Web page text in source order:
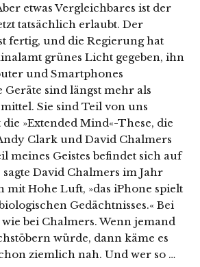
etwas Vergleichbares ist der
tatsächlich erlaubt. Der
fertig, und die Regierung hat
grünes Licht gegeben, ihn
und Smartphones
Geräte sind längst mehr als
Sie sind Teil von uns
»Extended Mind«-These, die
Clark und David Chalmers
meines Geistes befindet sich auf
David Chalmers im Jahr
mit Hohe Luft, »das iPhone spielt
Gedächtnisses.« Bei
bei Chalmers. Wenn jemand
würde, dann käme es
ziemlich nah. Und wer so …